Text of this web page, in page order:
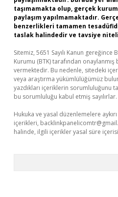
taşımamakta olup, gerçek
paylaşım yapılmamaktadır.
benzerlikleri tamamen
taslak halindedir ve tavsiye
Sitemiz, 5651 Sayılı Kanun
Kurumu (BTK) tarafından onaylanmış
vermektedir. Bu nedenle, sitedeki
veya araştırma yükümlülüğümüz
yazdıkları içeriklerin sorumluluğunu
bu sorumluluğu kabul etmiş sayılırlar.
Hukuka ve yasal düzenlemelere
içerikleri,
halinde, ilgili içerikler yasal süre